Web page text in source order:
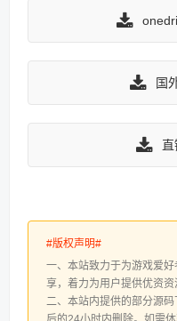
国
#版权声明#
一、本站致力于为游戏爱
享，着力为用户提供优资资
二、本站内提供的部分源